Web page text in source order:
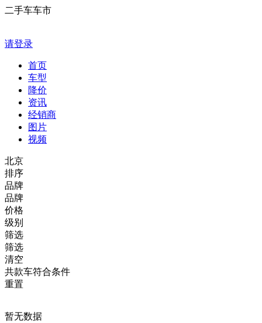
二手车车市
请登录
首页
车型
降价
资讯
经销商
图片
视频
北京
排序
品牌
品牌
价格
级别
筛选
筛选
清空
共款车符合条件
重置
暂无数据